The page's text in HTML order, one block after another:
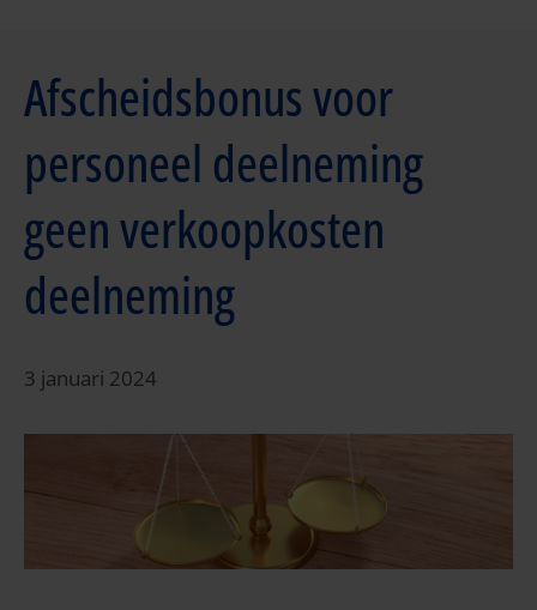
Afscheidsbonus voor
personeel deelneming
geen verkoopkosten
deelneming
3 januari 2024